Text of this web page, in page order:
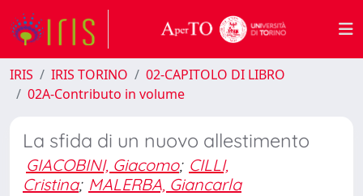
IRIS IRIS TORINO
02-CAPITOLO DI LIBRO
02A-Contributo in volume
La sfida di un nuovo allestimento
GIACOBINI, Giacomo; CILLI,
Cristina; MALERBA, Giancarla